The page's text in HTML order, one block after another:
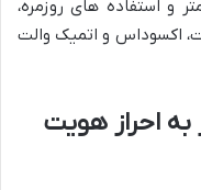
و استفاده های روزمره،
اکسوداس و اتمیک والت
به احراز هویت